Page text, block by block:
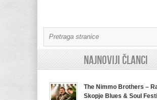
Najnoviji članci
The Nimmo Brothers –
Skopje Blues & Soul